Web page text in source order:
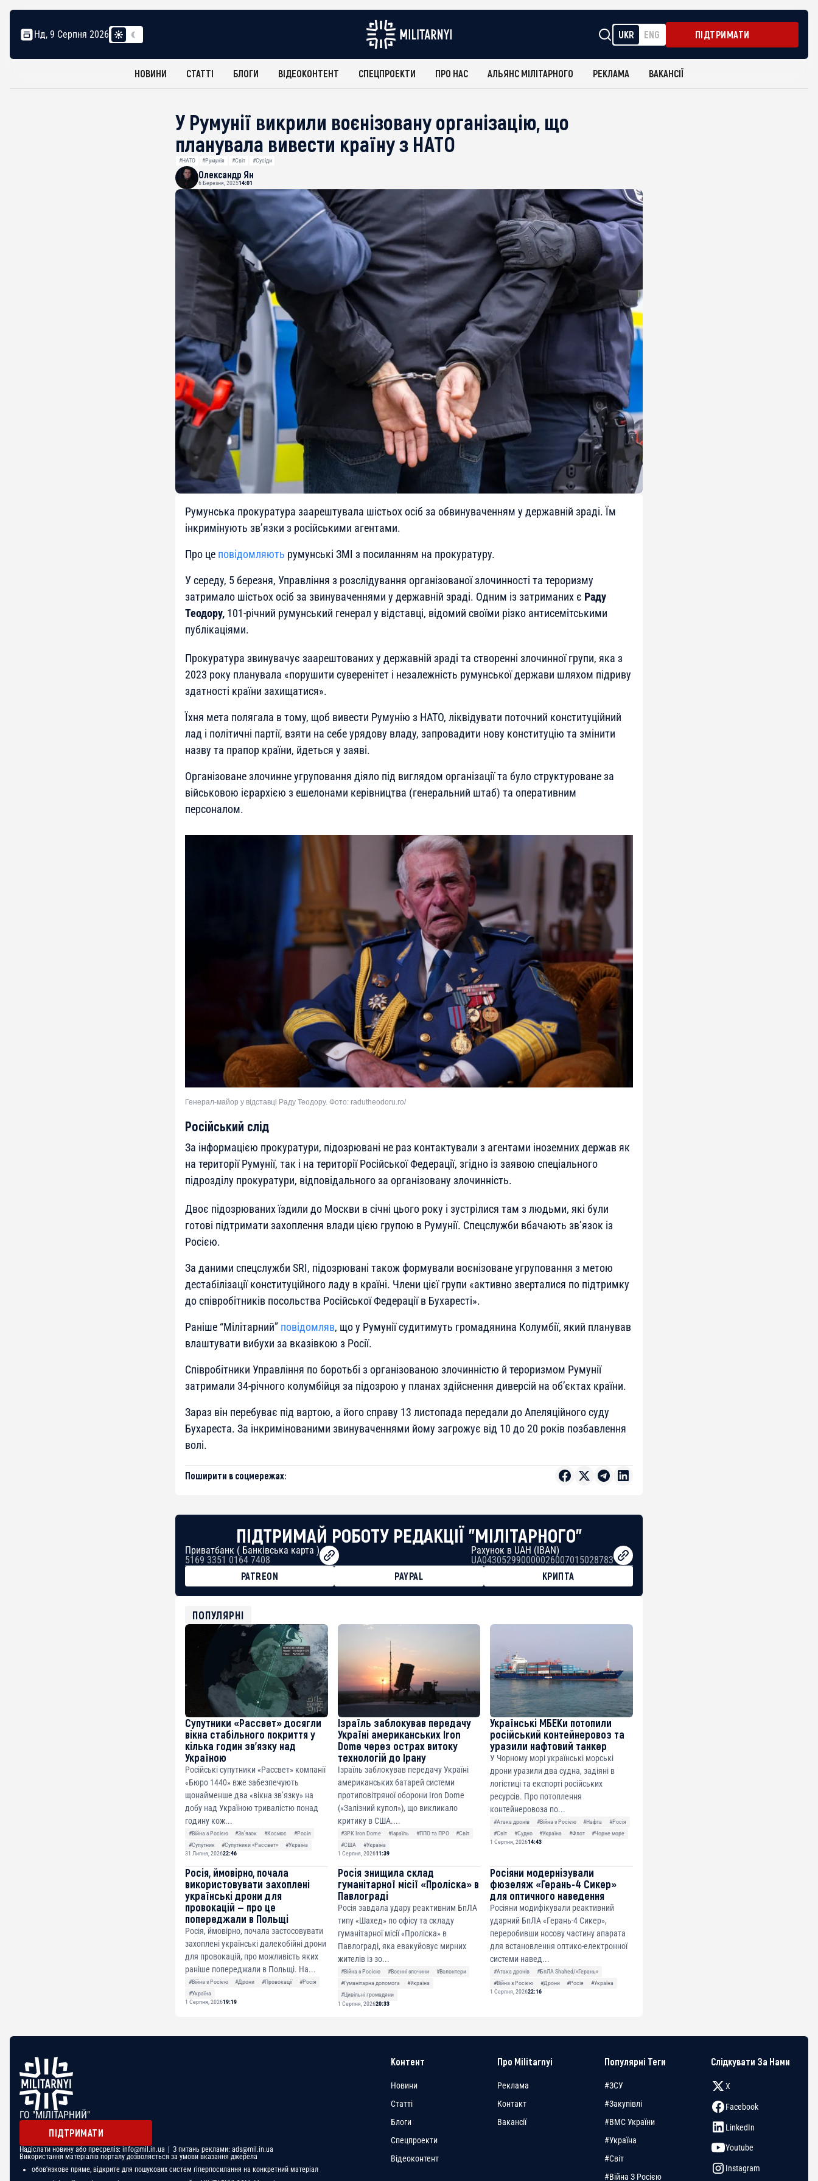
Нд, 9 Серпня 2026 UKR ENG ПІДТРИМАТИ
НОВИНИ СТАТТІ БЛОГИ ВІДЕОКОНТЕНТ СПЕЦПРОЕКТИ ПРО НАС АЛЬЯНС МІЛІТАРНОГО РЕКЛАМА ВАКАНСІЇ
У Румунії викрили воєнізовану організацію, що
планувала вивести країну з НАТО
#НАТО #Румунія #Світ #Сусіди
Олександр Ян
6 Березня, 202514:01
Румунська прокуратура заарештувала шістьох осіб за обвинуваченням у державній зраді. Їм
інкримінують зв’язки з російськими агентами.
Про це повідомляють румунські ЗМІ з посиланням на прокуратуру.
У середу, 5 березня, Управління з розслідування організованої злочинності та тероризму
затримало шістьох осіб за звинуваченнями у державній зраді. Одним із затриманих є Раду
Теодору, 101-річний румунський генерал у відставці, відомий своїми різко антисемітськими
публікаціями.
Прокуратура звинувачує заарештованих у державній зраді та створенні злочинної групи, яка з
2023 року планувала «порушити суверенітет і незалежність румунської держави шляхом підриву
здатності країни захищатися».
Їхня мета полягала в тому, щоб вивести Румунію з НАТО, ліквідувати поточний конституційний
лад і політичні партії, взяти на себе урядову владу, запровадити нову конституцію та змінити
назву та прапор країни, йдеться у заяві.
Організоване злочинне угруповання діяло під виглядом організації та було структуроване за
військовою ієрархією з ешелонами керівництва (генеральний штаб) та оперативним
персоналом.
Генерал-майор у відставці Раду Теодору. Фото: radutheodoru.ro/
Російський слід
За інформацією прокуратури, підозрювані не раз контактували з агентами іноземних держав як
на території Румунії, так і на території Російської Федерації, згідно із заявою спеціального
підрозділу прокуратури, відповідального за організовану злочинність.
Двоє підозрюваних їздили до Москви в січні цього року і зустрілися там з людьми, які були
готові підтримати захоплення влади цією групою в Румунії. Спецслужби вбачають зв’язок із
Росією.
За даними спецслужби SRI, підозрювані також формували воєнізоване угруповання з метою
дестабілізації конституційного ладу в країні. Члени цієї групи «активно зверталися по підтримку
до співробітників посольства Російської Федерації в Бухаресті».
Раніше “Мілітарний” повідомляв, що у Румунії судитимуть громадянина Колумбії, який планував
влаштувати вибухи за вказівкою з Росії.
Співробітники Управління по боротьбі з організованою злочинністю й тероризмом Румунії
затримали 34-річного колумбійця за підозрою у планах здійснення диверсій на об’єктах країни.
Зараз він перебуває під вартою, а його справу 13 листопада передали до Апеляційного суду
Бухареста. За інкримінованими звинуваченнями йому загрожує від 10 до 20 років позбавлення
волі.
Поширити в соцмережах:
ПІДТРИМАЙ РОБОТУ РЕДАКЦІЇ "МІЛІТАРНОГО"
Приватбанк ( Банківська карта )
5169 3351 0164 7408
Рахунок в UAH (IBAN)
UA043052990000026007015028783
PATREON
PAYPAL
КРИПТА
USDT
0x8676644fA7B6d328310283cAC1065Ae01d97CEe7
ETH
0xfD02863D3289416fcF50975c9DFda13623f97758
ПОПУЛЯРНІ
Супутники «Рассвет» досягли
вікна стабільного покриття у
кілька годин зв’язку над
Україною
Російські супутники «Рассвет» компанії
«Бюро 1440» вже забезпечують
щонайменше два «вікна зв’язку» на
добу над Україною тривалістю понад
годину кож...
#Війна з Росією #Звʼязок #Космос
#Росія
#Супутник
#Супутники «Рассвет»
#Україна
31 Липня, 202622:46
Ізраїль заблокував передачу
Україні американських Iron
Dome через острах витоку
технологій до Ірану
Ізраїль заблокував передачу Україні
американських батарей системи
протиповітряної оборони Iron Dome
(«Залізний купол»), що викликало
критику в США....
#ЗРК Iron Dome #Ізраїль #ППО та ПРО
#Світ
#США
#Україна
1 Серпня, 202611:39
Українські МБЕКи потопили
російський контейнеровоз та
уразили нафтовий танкер
У Чорному морі українські морські
дрони уразили два судна, задіяні в
логістиці та експорті російських
ресурсів. Про потоплення
контейнеровоза по...
#Атака дронів #Війна з Росією #Нафта
#Росія
#Світ
#Судно #Україна #Флот
#Чорне море
1 Серпня, 202614:43
Росія, ймовірно, почала
використовувати захоплені
українські дрони для
провокацій — про це
попереджали в Польщі
Росія, ймовірно, почала застосовувати
захоплені українські далекобійні дрони
для провокацій, про можливість яких
раніше попереджали в Польщі. На...
#Війна з Росією #Дрони #Провокації
#Росія
#Україна
1 Серпня, 202619:19
Росія знищила склад
гуманітарної місії «Проліска» в
Павлограді
Росія завдала удару реактивним БпЛА
типу «Шахед» по офісу та складу
гуманітарної місії «Проліска» в
Павлограді, яка евакуйовує мирних
жителів із зо...
#Війна з Росією #Воєнні злочини
#Волонтери
#Гуманітарна допомога
#Україна
#Цивільні громадяни
1 Серпня, 202620:33
Росіяни модернізували
фюзеляж «Герань-4 Сикер»
для оптичного наведення
Росіяни модифікували реактивний
ударний БпЛА «Герань-4 Сикер»,
переробивши носову частину апарата
для встановлення оптико-електронної
системи навед...
#Атака дронів
#БпЛА Shahed/«Герань»
#Війна з Росією
#Дрони #Росія
#Україна
1 Серпня, 202622:16
ГО "МІЛІТАРНИЙ"
ПІДТРИМАТИ
Надіслати новину або пресреліз: info@mil.in.ua | З питань реклами: ads@mil.in.ua
Використання матеріалів порталу дозволяється за умови вказання джерела
обов'язкове пряме, відкрите для пошукових систем гіперпосилання на конкретний матеріал
Контент
Новини
Статті
Блоги
Спецпроекти
Відеоконтент
Про Militarnyi
Реклама
Контакт
Вакансії
Популярні Теги
#ЗСУ
#Закупівлі
#ВМС України
#Україна
#Світ
#Війна З Росією
Слідкувати За Нами
X
Facebook
LinkedIn
Youtube
Instagram